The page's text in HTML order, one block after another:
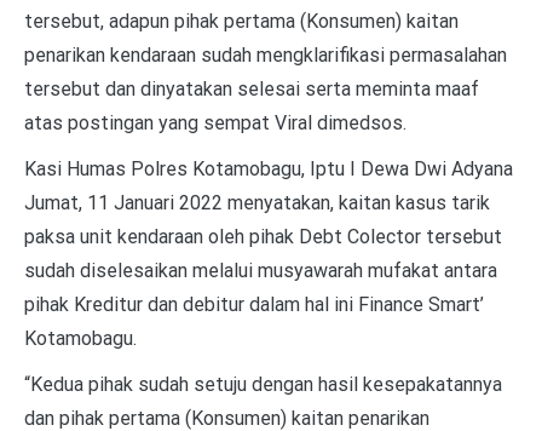
tersebut, adapun pihak pertama (Konsumen) kaitan
penarikan kendaraan sudah mengklarifikasi permasalahan
tersebut dan dinyatakan selesai serta meminta maaf
atas postingan yang sempat Viral dimedsos.
Kasi Humas Polres Kotamobagu, Iptu I Dewa Dwi Adyana
Jumat, 11 Januari 2022 menyatakan, kaitan kasus tarik
paksa unit kendaraan oleh pihak Debt Colector tersebut
sudah diselesaikan melalui musyawarah mufakat antara
pihak Kreditur dan debitur dalam hal ini Finance Smart’
Kotamobagu.
“Kedua pihak sudah setuju dengan hasil kesepakatannya
dan pihak pertama (Konsumen) kaitan penarikan